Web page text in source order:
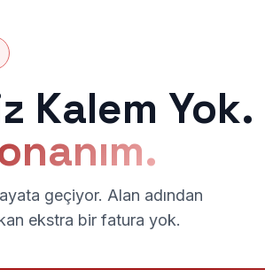
Kalem Yok.
geçiyor. Alan adından
ekstra bir fatura yok.